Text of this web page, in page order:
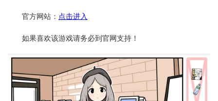
官方网站： 点击进入
如果喜欢该游戏请务必到官网支持！